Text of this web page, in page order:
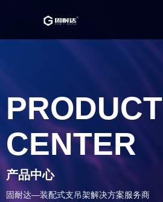
PRODUCT
CENTER
产品中心
固耐达—装配式支吊架解决方案服务商